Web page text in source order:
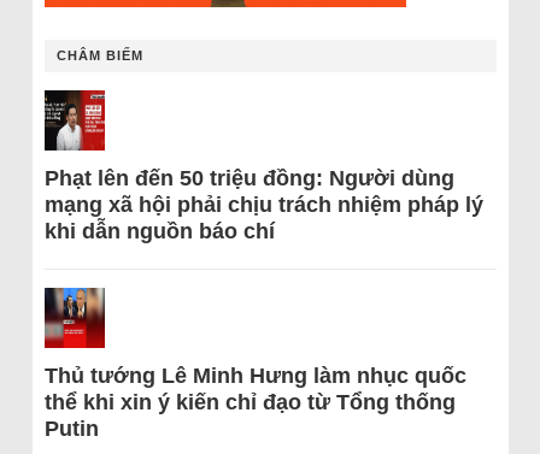
CHÂM BIẾM
Phạt lên đến 50 triệu đồng: Người dùng
mạng xã hội phải chịu trách nhiệm pháp lý
khi dẫn nguồn báo chí
Thủ tướng Lê Minh Hưng làm nhục quốc
thể khi xin ý kiến chỉ đạo từ Tổng thống
Putin